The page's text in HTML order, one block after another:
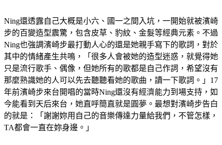
步的百變造型震驚，包含皮草、豹紋、金髮等經典元素。不過
Ning也強調濱崎步最打動人心的還是她親手寫下的歌詞，對於
其中的情緒產生共鳴，「很多人會被她的造型迷惑，就覺得她
只是流行歌手、偶像，但她所有的歌都是自己作詞，希望沒有
那麼熟識她的人可以先去聽聽看她的歌曲，讀一下歌詞。」17
年前濱崎步來台開唱的當時Ning還沒有經濟能力到場支持，如
今能看到天后來台，她直呼簡直就是圓夢。最想對濱崎步告白
的就是：「謝謝妳用自己的音樂傳達力量給我們，不管怎樣，
TA都會一直在妳身邊。」